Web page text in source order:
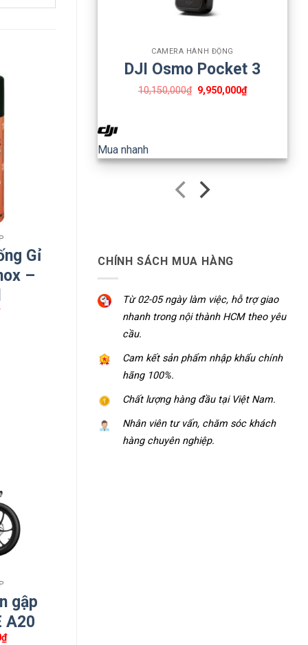
CAMERA HÀNH ĐỘNG
DJI Osmo Pocket 3
10,150,000₫ 9,950,000₫
Mua nhanh
CHÍNH SÁCH MUA HÀNG
Từ 02-05 ngày làm việc, hỗ trợ giao
nhanh trong nội thành HCM theo yêu
cầu.
Cam kết sản phẩm nhập khẩu chính
hãng 100%.
Chất lượng hàng đầu tại Việt Nam.
Nhân viên tư vấn, chăm sóc khách
hàng chuyên nghiệp.
Gỉ
–
gập
A20
₫